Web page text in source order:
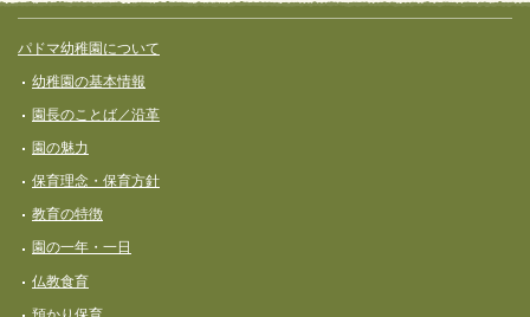
フッターコンテンツ
パドマ幼稚園について
幼稚園の基本情報
園長のことば／沿革
園の魅力
保育理念・保育⽅針
教育の特徴
園の一年・一日
仏教食育